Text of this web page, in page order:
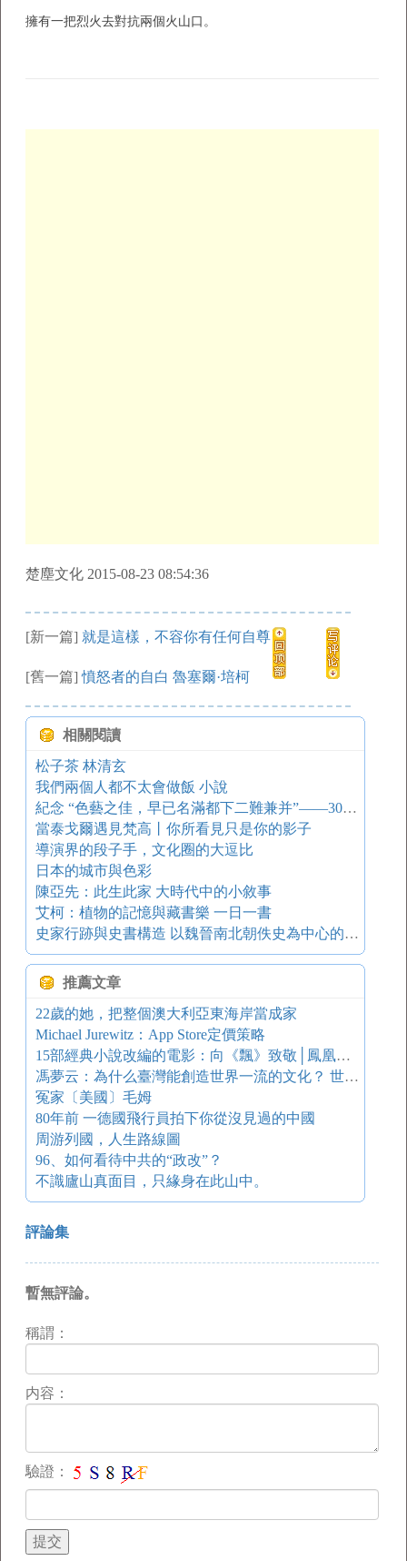
擁有一把烈火去對抗兩個火山口。
楚塵文化 2015-08-23 08:54:36
[新一篇] 就是這樣，不容你有任何自尊
[舊一篇]憤怒者的自白 魯塞爾·培柯
相關閱讀
松子茶 林清玄
我們兩個人都不太會做飯 小說
紀念 “色藝之佳，早已名滿都下二難兼并”——30張圖回憶梅蘭芳一生
當泰戈爾遇見梵高丨你所看見只是你的影子
導演界的段子手，文化圈的大逗比
日本的城市與色彩
陳亞先：此生此家 大時代中的小敘事
艾柯：植物的記憶與藏書樂 一日一書
史家行跡與史書構造 以魏晉南北朝佚史為中心的考察
推薦文章
22歲的她，把整個澳大利亞東海岸當成家
Michael Jurewitz：App Store定價策略
15部經典小說改編的電影：向《飄》致敬│鳳凰讀書
馮夢云：為什么臺灣能創造世界一流的文化？ 世界設計之都 文化世界 自由
冤家〔美國〕毛姆
80年前 一德國飛行員拍下你從沒見過的中國
周游列國，人生路線圖
96、如何看待中共的“政改”？
不識廬山真面目，只緣身在此山中。
評論集
暫無評論。
稱謂：
内容：
驗證：